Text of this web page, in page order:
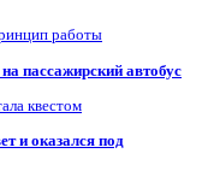
работы
пассажирский автобус
квестом
и оказался под